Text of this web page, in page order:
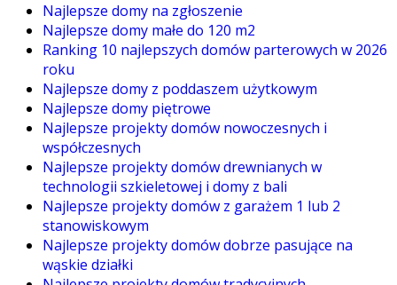
Najlepsze domy na zgłoszenie
Najlepsze domy małe do 120 m2
Ranking 10 najlepszych domów parterowych w 2026
roku
Najlepsze domy z poddaszem użytkowym
Najlepsze domy piętrowe
Najlepsze projekty domów nowoczesnych i
współczesnych
Najlepsze projekty domów drewnianych w
technologii szkieletowej i domy z bali
Najlepsze projekty domów z garażem 1 lub 2
stanowiskowym
Najlepsze projekty domów dobrze pasujące na
wąskie działki